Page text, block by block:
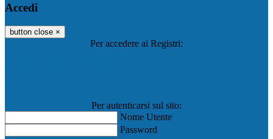
Accedi
button close ×
Per accedere ai Registri:
Per autenticarsi sul sito:
Nome Utente
Password